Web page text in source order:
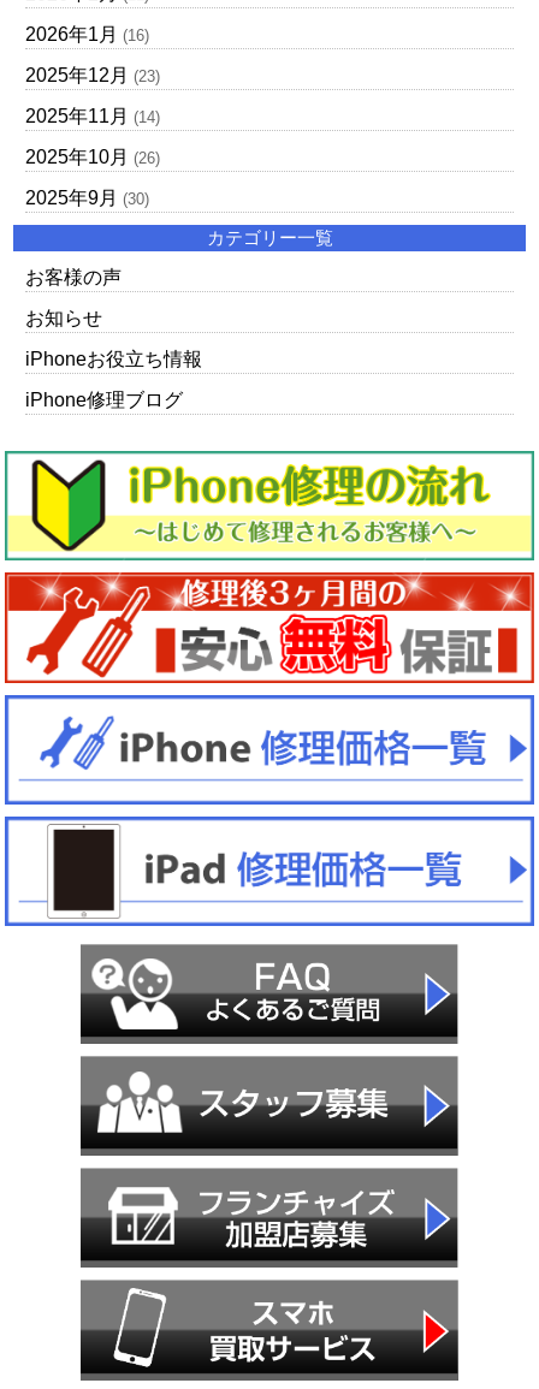
2026年1月 (16)
2025年12月 (23)
2025年11月 (14)
2025年10月 (26)
2025年9月 (30)
カテゴリー一覧
お客様の声
お知らせ
iPhoneお役立ち情報
iPhone修理ブログ